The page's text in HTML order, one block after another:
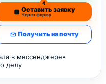
4
Оставить заявку
Через форму
Получить на почту
в мессенджере•
делу